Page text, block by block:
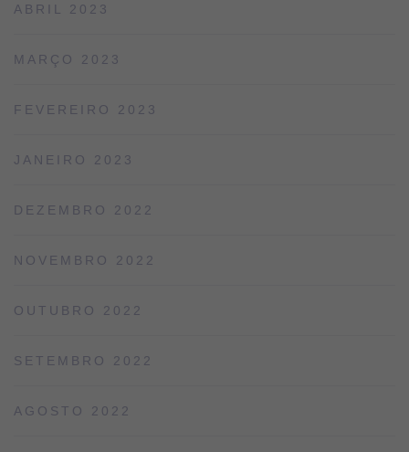
ABRIL 2023
MARÇO 2023
FEVEREIRO 2023
JANEIRO 2023
DEZEMBRO 2022
NOVEMBRO 2022
OUTUBRO 2022
SETEMBRO 2022
AGOSTO 2022